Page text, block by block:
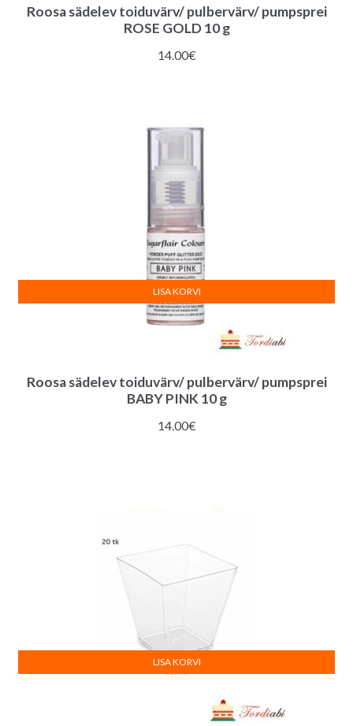
Roosa sädelev toiduvärv/ pulbervärv/ pumpsprei
ROSE GOLD 10 g
14.00€
Roosa sädelev toiduvärv/ pulbervärv/ pumpsprei
BABY PINK 10 g
14.00€
LISA KORVI
LISA KORVI